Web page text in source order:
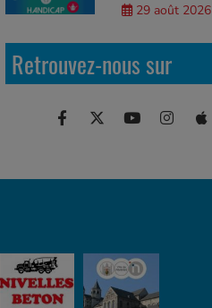
29 août 2026
Retrouvez-nous sur